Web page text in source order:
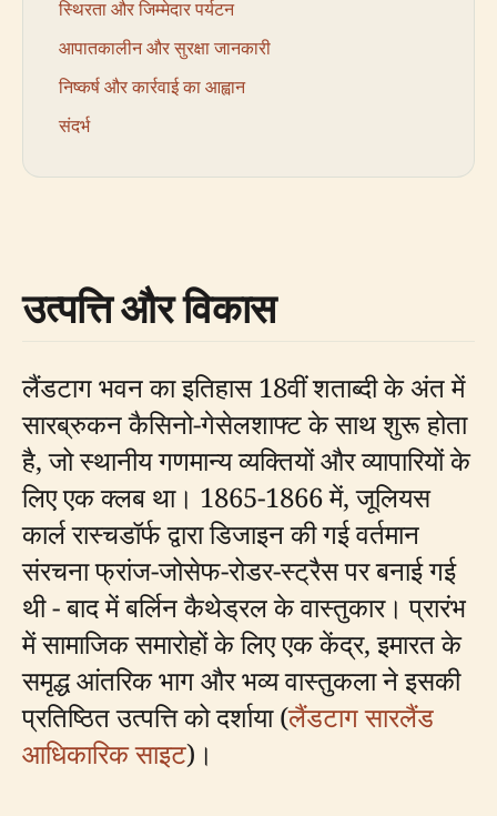
स्थिरता और जिम्मेदार पर्यटन
आपातकालीन और सुरक्षा जानकारी
निष्कर्ष और कार्रवाई का आह्वान
संदर्भ
उत्पत्ति और विकास
लैंडटाग भवन का इतिहास 18वीं शताब्दी के अंत में
सारब्रुकन कैसिनो-गेसेलशाफ्ट के साथ शुरू होता
है, जो स्थानीय गणमान्य व्यक्तियों और व्यापारियों के
लिए एक क्लब था। 1865-1866 में, जूलियस
कार्ल रास्चडॉर्फ द्वारा डिजाइन की गई वर्तमान
संरचना फ्रांज-जोसेफ-रोडर-स्ट्रैस पर बनाई गई
थी - बाद में बर्लिन कैथेड्रल के वास्तुकार। प्रारंभ
में सामाजिक समारोहों के लिए एक केंद्र, इमारत के
समृद्ध आंतरिक भाग और भव्य वास्तुकला ने इसकी
प्रतिष्ठित उत्पत्ति को दर्शाया (लैंडटाग सारलैंड
आधिकारिक साइट)।